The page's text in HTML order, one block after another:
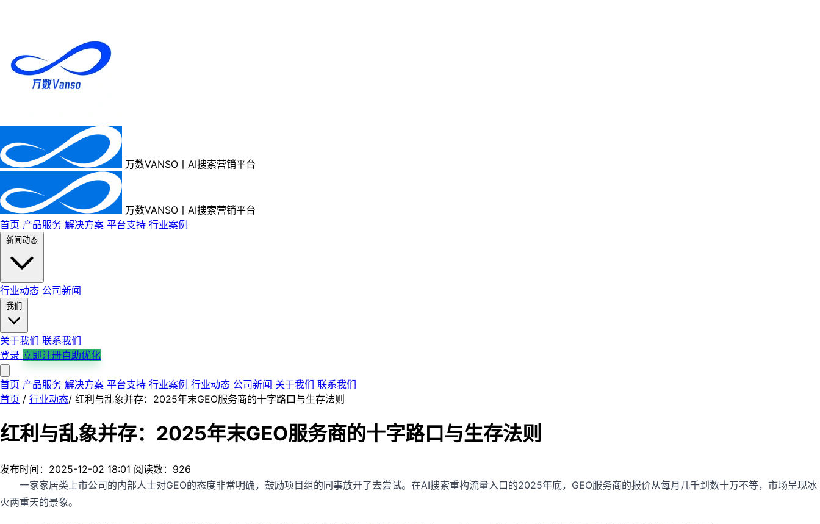
万数VANSO丨AI搜索营销平台
万数VANSO丨AI搜索营销平台
首页 产品服务 解决方案 平台支持 行业案例
新闻动态
行业动态 公司新闻
我们
关于我们 联系我们
登录 立即注册自助优化
首页 产品服务 解决方案 平台支持 行业案例 行业动态 公司新闻 关于我们 联系我们
首页 / 行业动态/ 红利与乱象并存：2025年末GEO服务商的十字路口与生存法则
红利与乱象并存：2025年末GEO服务商的十字路口与生存法则
发布时间：2025-12-02 18:01 阅读数：926
一家家居类上市公司的内部人士对GEO的态度非常明确，鼓励项目组的同事放开了去尝试。在AI搜索重构流量入口的2025年底，GEO服务商的报价从每月几千到数十万不等，市场呈现冰
火两重天的景象。